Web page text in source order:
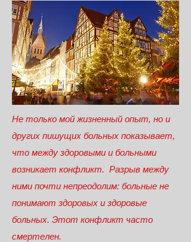
Не только мой жизненный опыт, но и
других пишущих больных показывает,
что между здоровыми и больными
возникает конфликт. Разрыв между
ними почти непреодолим: больные не
понимают здоровых и здоровые
больных. Этот конфликт часто
смертелен.